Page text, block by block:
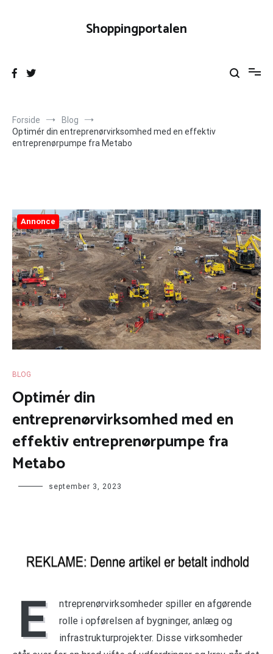
Shoppingportalen
Forside
Blog
Optimér din entreprenørvirksomhed med en effektiv
entreprenørpumpe fra Metabo
Annonce
BLOG
Optimér din
entreprenørvirksomhed med en
effektiv entreprenørpumpe fra
Metabo
september 3, 2023
E
ntreprenørvirksomheder spiller en afgørende
rolle i opførelsen af bygninger, anlæg og
infrastrukturprojekter. Disse virksomheder